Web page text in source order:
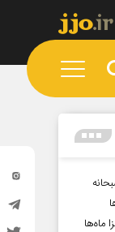
کنم؟ معرفی ۳۰ صبحانه
ماه‌ها